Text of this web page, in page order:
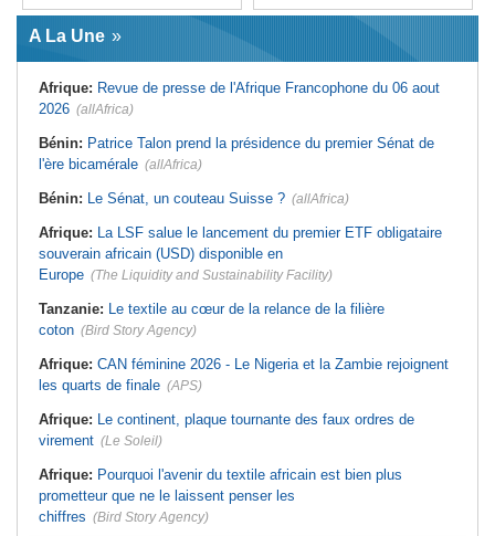
Afrique:Le continent, plaque
tournante des faux ordres de
virement
Mali:Achat d'un avion présidentiel -
condamnation de l'ex-ministre de
l'Économie
France la restitution du crâne de
Bokar Biro et de trois de ses
proches
premier président
l'environnement - La Roots Wild
Foundation distinguée au Grand Prix
Nelson Mandela
blessés dans un grave accident de
calcinée à Moknine après le
rétablissement du courant
premier tour, le Club Africain hérite
Tunisie:Crise sanitaire au pays -
incontrôlable d'Ebola
A La Une
Afrique: Revue de presse de l'Afrique Francophone du 06 aout
2026 (allAfrica)
Bénin: Patrice Talon prend la présidence du premier Sénat de
l'ère bicamérale (allAfrica)
Bénin: Le Sénat, un couteau Suisse ? (allAfrica)
Afrique: La LSF salue le lancement du premier ETF obligataire
souverain africain (USD) disponible en
Europe (The Liquidity and Sustainability Facility)
Tanzanie: Le textile au cœur de la relance de la filière
coton (Bird Story Agency)
Afrique: CAN féminine 2026 - Le Nigeria et la Zambie rejoignent
les quarts de finale (APS)
Afrique: Le continent, plaque tournante des faux ordres de
virement (Le Soleil)
Afrique: Pourquoi l'avenir du textile africain est bien plus
prometteur que ne le laissent penser les
chiffres (Bird Story Agency)